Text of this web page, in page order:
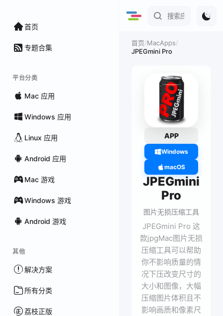
首页
专题合集
平台分类
Mac 应用
Windows 应用
Linux 应用
Android 应用
Mac 游戏
Windows 游戏
Android 游戏
其他
解决方案
所有分类
荔枝正版
首页/MacApps/
JPEGmini Pro
APP
Windows
macOS
JPEGmini
Pro
图片无损压缩工具
JPEGmini Pro 这
款jpgMac图片无损
压缩工具可以帮助
你不影响质量的情
况下压改变尺寸的
大小和图像，大幅
压缩图片体积且不
影响画质和像素尺